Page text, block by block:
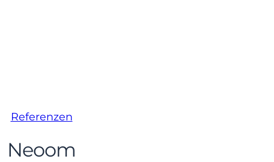
Referenzen
Neoom